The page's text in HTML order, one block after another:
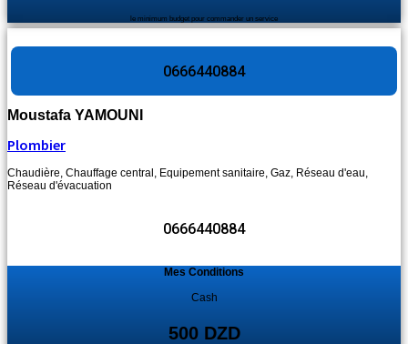
le minimum budget pour commander un service
0666440884
Moustafa YAMOUNI
Plombier
Chaudière Chauffage central Equipement sanitaire Gaz Réseau d'eau
Réseau d'évacuation
0666440884
Mes Conditions
Cash
500 DZD